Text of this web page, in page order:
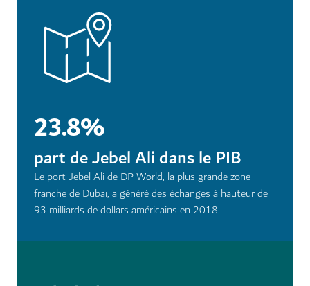
23.8%
part de Jebel Ali dans le PIB
Le port Jebel Ali de DP World, la plus grande zone
franche de Dubai, a généré des échanges à hauteur de
93 milliards de dollars américains en 2018.